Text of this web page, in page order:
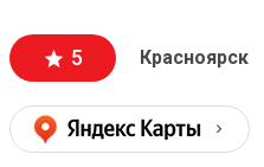
5 Красноярск